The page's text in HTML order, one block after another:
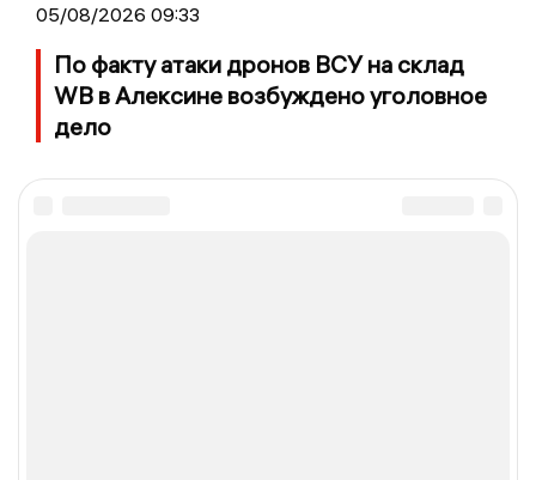
05/08/2026 09:33
По факту атаки дронов ВСУ на склад
WB в Алексине возбуждено уголовное
дело